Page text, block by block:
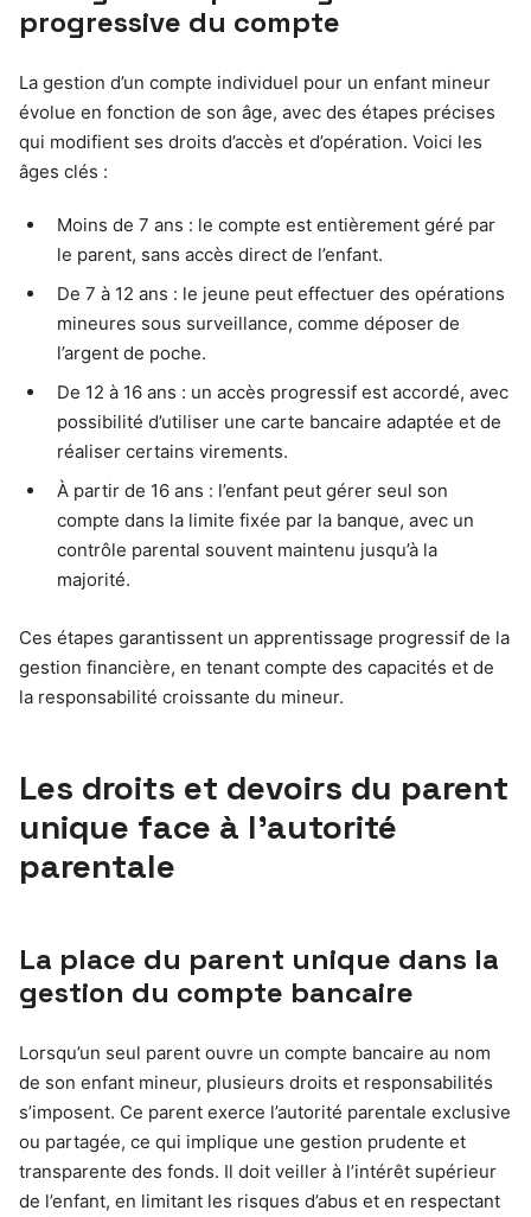
progressive du compte
La gestion d’un compte individuel pour un enfant mineur
évolue en fonction de son âge, avec des étapes précises
qui modifient ses droits d’accès et d’opération. Voici les
âges clés :
Moins de 7 ans : le compte est entièrement géré par
le parent, sans accès direct de l’enfant.
De 7 à 12 ans : le jeune peut effectuer des opérations
mineures sous surveillance, comme déposer de
l’argent de poche.
De 12 à 16 ans : un accès progressif est accordé, avec
possibilité d’utiliser une carte bancaire adaptée et de
réaliser certains virements.
À partir de 16 ans : l’enfant peut gérer seul son
compte dans la limite fixée par la banque, avec un
contrôle parental souvent maintenu jusqu’à la
majorité.
Ces étapes garantissent un apprentissage progressif de la
gestion financière, en tenant compte des capacités et de
la responsabilité croissante du mineur.
Les droits et devoirs du parent
unique face à l’autorité
parentale
La place du parent unique dans la
gestion du compte bancaire
Lorsqu’un seul parent ouvre un compte bancaire au nom
de son enfant mineur, plusieurs droits et responsabilités
s’imposent. Ce parent exerce l’autorité parentale exclusive
ou partagée, ce qui implique une gestion prudente et
transparente des fonds. Il doit veiller à l’intérêt supérieur
de l’enfant, en limitant les risques d’abus et en respectant